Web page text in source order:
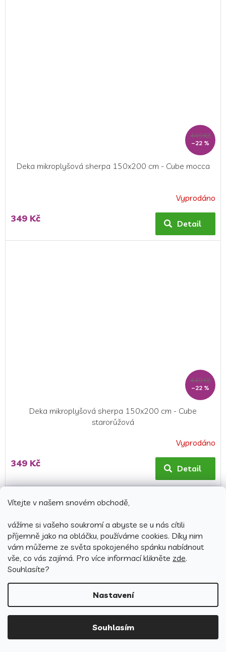
Vítejte v našem snovém obchodě,
vážíme si vašeho soukromí a abyste se u nás cítili
příjemně jako na obláčku, používáme cookies. Díky nim
vám můžeme ze světa spokojeného spánku nabídnout
vše, co vás zajímá. Pro více informací klikněte zde.
Souhlasíte?
Nastavení
Souhlasím
449 Kč
–22 %
Deka mikroplyšová sherpa 150x200 cm - Cube mocca
Vyprodáno
349 Kč Detail
449 Kč
–22 %
Deka mikroplyšová sherpa 150x200 cm - Cube
starorůžová
Vyprodáno
349 Kč Detail